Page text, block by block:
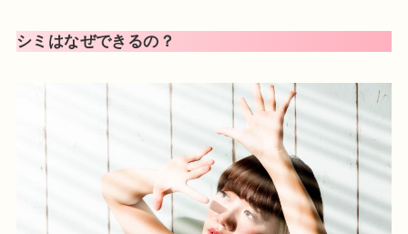
シミはなぜできるの？